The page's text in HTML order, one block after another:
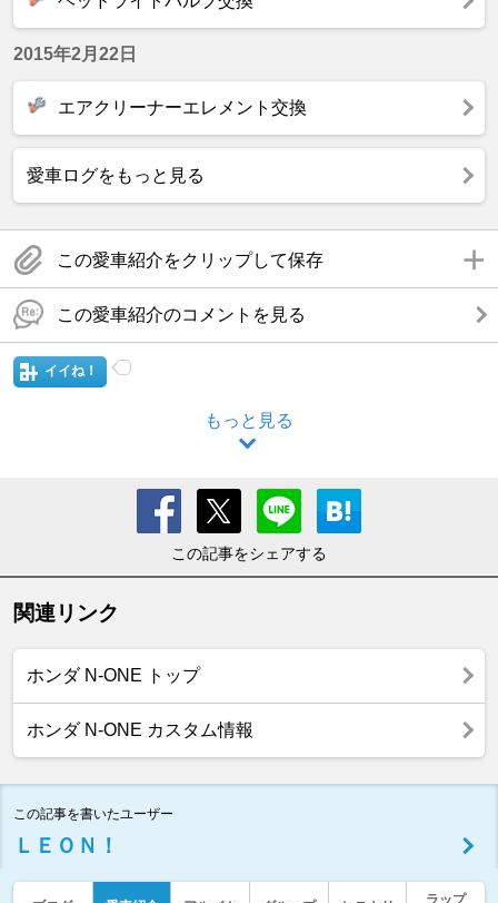
2015年2月22日
エアクリーナーエレメント交換
愛車ログをもっと見る
この愛車紹介をクリップして保存
この愛車紹介のコメントを見る
イイね！
もっと見る
この記事をシェアする
関連リンク
ホンダ N-ONE トップ
ホンダ N-ONE カスタム情報
この記事を書いたユーザー
ＬＥＯＮ！
ラップ